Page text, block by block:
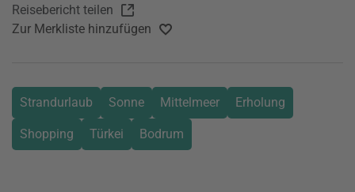
Reisebericht teilen
Zur Merkliste hinzufügen
Strandurlaub Sonne Mittelmeer Erholung
Shopping Türkei Bodrum